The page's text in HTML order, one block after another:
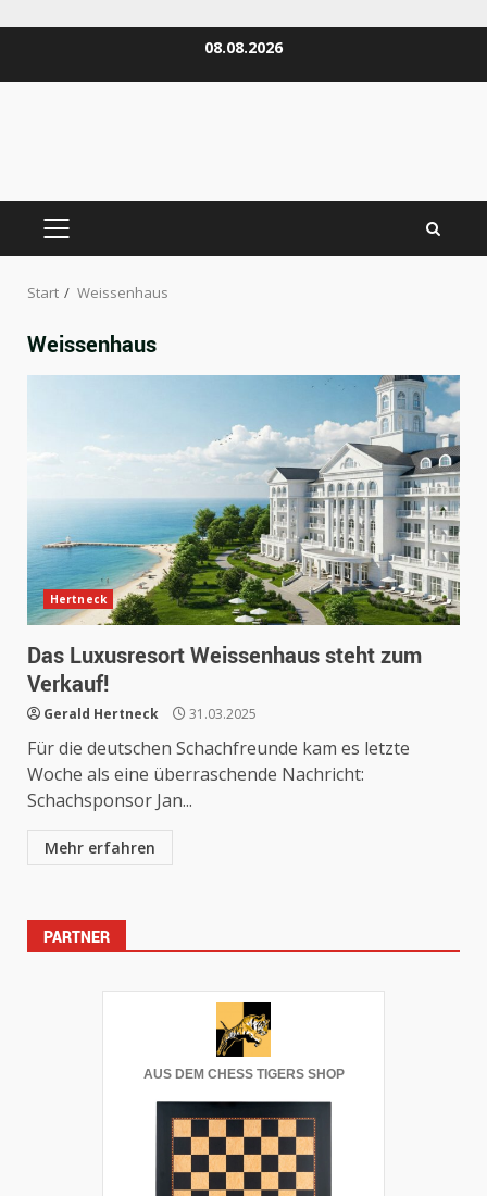
08.08.2026
PRIMÄRES
Start Weissenhaus
Weissenhaus
Hertneck
Das Luxusresort Weissenhaus steht zum
Verkauf!
Gerald Hertneck 31.03.2025
Für die deutschen Schachfreunde kam es letzte
Woche als eine überraschende Nachricht:
Schachsponsor Jan...
Mehr erfahren
PARTNER
AUS DEM CHESS TIGERS SHOP